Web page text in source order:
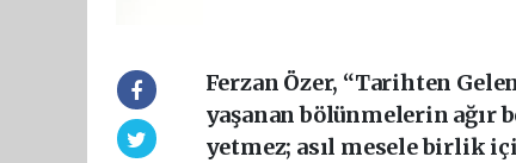
Ferzan Özer, “Tarihten
yaşanan bölünmelerin ağır
yetmez; asıl mesele birlik